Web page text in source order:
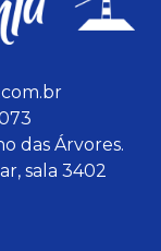
das Árvores.
sala 3402